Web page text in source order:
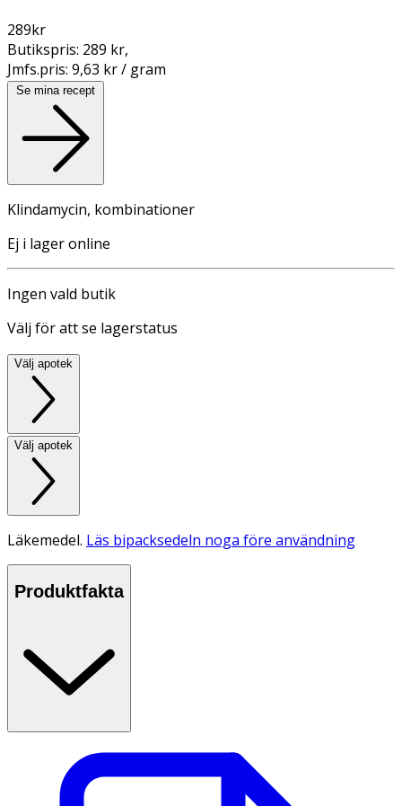
289kr
Butikspris: 289 kr,
Jmfs.pris: 9,63 kr / gram
Se mina recept
Klindamycin, kombinationer
Ej i lager online
Ingen vald butik
Välj för att se lagerstatus
Välj apotek
Välj apotek
Läkemedel. Läs bipacksedeln noga före användning
Produktfakta